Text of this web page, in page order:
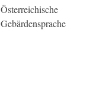
Öster­reichi­sche
Gebärden­sprache